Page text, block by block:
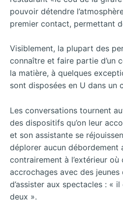
pouvoir détendre
premier contact, permettant
Visiblement, la plupart des
connaître et faire partie d’un
la matière, à quelques
sont disposées en U dans un
Les conversations tournent
des dispositifs qu’on leur
et son assistante se
déplorer aucun débordement
contrairement à l’extérieur
accrochages avec des
d’assister aux spectacles : «
deux ».